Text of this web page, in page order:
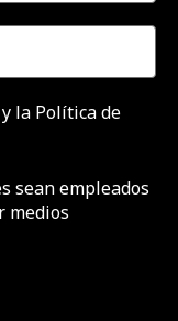
la Política de
sean empleados
medios